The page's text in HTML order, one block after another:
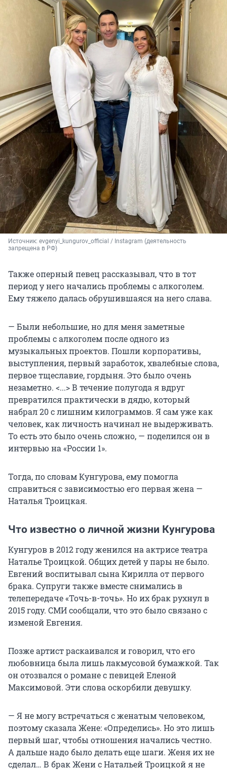
Источник: evgenyi_kungurov_official / Instagram (деятельность
запрещена в РФ)
Также оперный певец рассказывал, что в тот
период у него начались проблемы с алкоголем.
Ему тяжело далась обрушившаяся на него слава.
— Были небольшие, но для меня заметные
проблемы с алкоголем после одного из
музыкальных проектов. Пошли корпоративы,
выступления, первый заработок, хвалебные слова,
первое тщеславие, гордыня. Это было очень
незаметно. <...> В течение полугода я вдруг
превратился практически в дядю, который
набрал 20 с лишним килограммов. Я сам уже как
человек, как личность начинал не выдерживать.
То есть это было очень сложно, — поделился он в
интервью на «России 1».
Тогда, по словам Кунгурова, ему помогла
справиться с зависимостью его первая жена —
Наталья Троицкая.
Что известно о личной жизни Кунгурова
Кунгуров в 2012 году женился на актрисе театра
Наталье Троицкой. Общих детей у пары не было.
Евгений воспитывал сына Кирилла от первого
брака. Супруги также вместе снимались в
телепередаче «Точь-в-точь». Но их брак рухнул в
2015 году. СМИ сообщали, что это было связано с
изменой Евгения.
Позже артист раскаивался и говорил, что его
любовница была лишь лакмусовой бумажкой. Так
он отозвался о романе с певицей Еленой
Максимовой. Эти слова оскорбили девушку.
— Я не могу встречаться с женатым человеком,
поэтому сказала Жене: «Определись». Но это лишь
первый шаг, чтобы отношения начались честно.
А дальше надо было делать еще шаги. Женя их не
сделал… В брак Жени с Натальей Троицкой я не